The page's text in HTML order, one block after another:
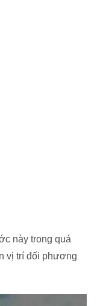
này trong quá
vị trí đối phương